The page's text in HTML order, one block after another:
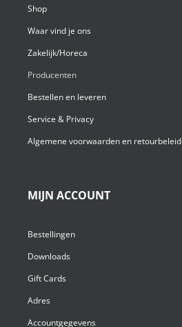
Shop
Waar vind je ons
Zakelijk/Horeca
Producenten
Bestellen en leveren
Service & Privacy
Algemene voorwaarden en retourbeleid
MIJN ACCOUNT
Bestellingen
Downloads
Gift Cards
Adres
Accountgegevens